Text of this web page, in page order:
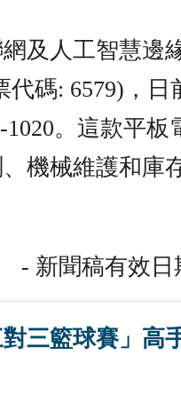
網及人工智慧邊
碼: 6579)，日
。這款平板
機械維護和庫
- 新聞稿有效日
對三籃球賽」高